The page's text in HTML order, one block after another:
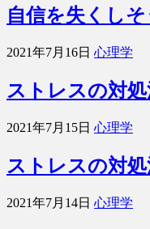
自信を失くし
2021年7月16日 心理学
ストレスの対
2021年7月15日 心理学
ストレスの対
2021年7月14日 心理学